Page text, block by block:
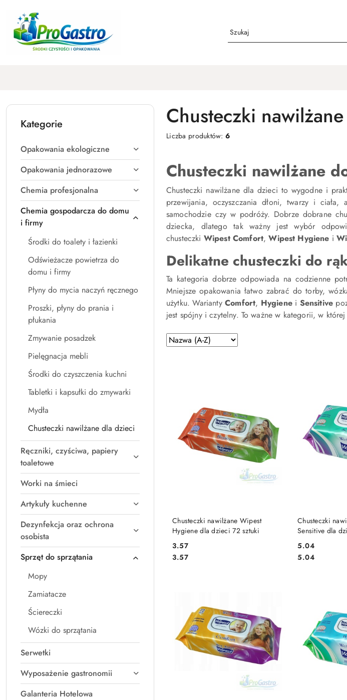
Przejdź do treści głównej
Przejdź do wyszukiwarki
Przejdź do moje konto
Przejdź do menu głównego
Przejdź do stopki
Kategorie
Opakowania ekologiczne
Opakowania jednorazowe
Chemia profesjonalna
Chemia gospodarcza do domu
i firmy
Środki do toalety i łazienki
Odświeżacze powietrza do
domu i firmy
Płyny do mycia naczyń ręcznego
Proszki, płyny do prania i
płukania
Zmywanie posadzek
Pielęgnacja mebli
Środki do czyszczenia kuchni
Tabletki i kapsułki do zmywarki
Mydła
Chusteczki nawilżane dla dzieci
Ręczniki, czyściwa, papiery
toaletowe
Worki na śmieci
Artykuły kuchenne
Dezynfekcja oraz ochrona
osobista
Sprzęt do sprzątania
Mopy
Zamiatacze
Ściereczki
Wózki do sprzątania
Serwetki
Wyposażenie gastronomii
Galanteria Hotelowa
Chusteczki
Liczba produktów:6
Chusteczki nawilżane
Chusteczki nawilżane dla dzieci to wygodne i
przewijania, oczyszczania dłoni, twarzy i
samochodzie czy w podróży. Dobrze dobrane
dziecka, dlatego tak ważny jest wybór
chusteczki Wipest Comfort,Wipest Hygiene i
Delikatne chusteczki do
Ta kategoria dobrze odpowiada na codzienne
Mniejsze opakowania łatwo zabrać do torby,
użytku. WariantyComfort, Hygienei Sensitive
jest spójny i czytelny. To ważne w kategorii, w
Zastosowano
sortowanie:
Sortuj
według
Chusteczki nawilżane Wipest
Hygiene dla dzieci 72 sztuki
Cena:
3.57
Cena:
3.57
DO KOSZYKA
Chusteczki
Sensitive dla
Cena:
5.04
Cena:
5.04